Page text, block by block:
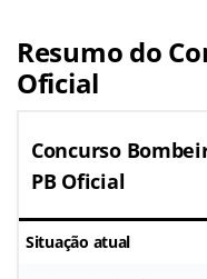
Resumo do
Oficial
Concurso
PB Oficial
Situação atual